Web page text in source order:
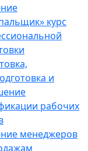
курс
и
рабочих
менеджеров